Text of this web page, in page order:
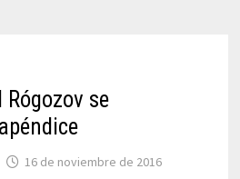
se
16 de noviembre de 2016